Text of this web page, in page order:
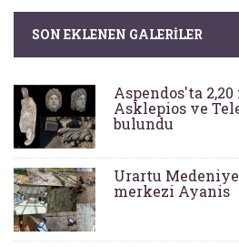
SON EKLENEN GALERILER
Aspendos'ta
Asklepios ve
bulundu
Urartu
merkezi Ayanis